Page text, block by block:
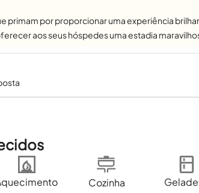
primam por proporcionar uma experiência
aos seus hóspedes uma estadia
Cozinha